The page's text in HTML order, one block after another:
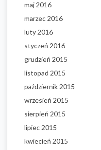
maj 2016
marzec 2016
luty 2016
styczeń 2016
grudzień 2015
listopad 2015
październik 2015
wrzesień 2015
sierpień 2015
lipiec 2015
kwiecień 2015